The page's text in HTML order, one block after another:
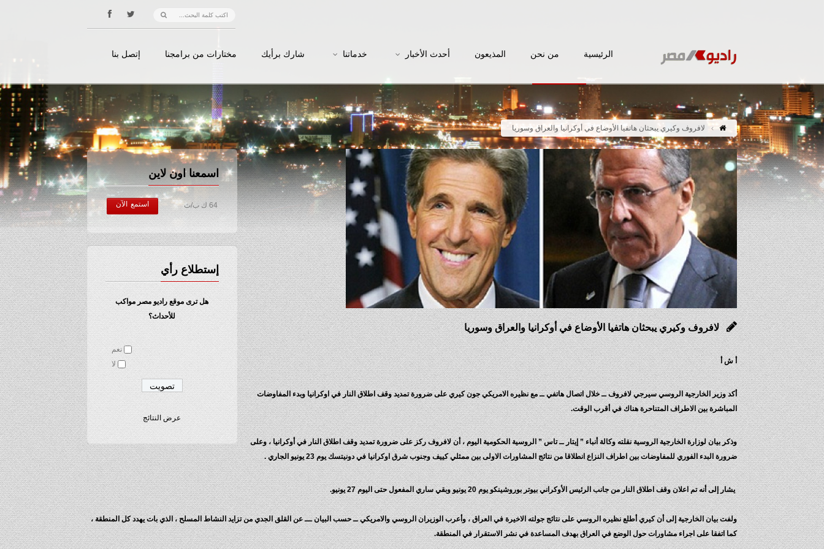
الرئيسية من نحن المذيعون أحدث الأخبار خدماتنا شارك برأيك مختارات من برامجنا إتصل بنا
لافروف وكيري يبحثان هاتفيا الأوضاع في أوكرانيا والعراق وسوريا
اسمعنا اون لاين
64 ك ب/ث استمع الآن
إستطلاع رأي
هل ترى موقع راديو مصر مواكب
للأحداث؟
نعم
لا
عرض النتائج
لافروف وكيري يبحثان هاتفيا الأوضاع في أوكرانيا والعراق وسوريا
أ ش أ
أكد وزير الخارجية الروسي سيرجي لافروف ــ خلال اتصال هاتفي ــ مع نظيره الامريكي جون كيري على ضرورة تمديد وقف اطلاق النار في اوكرانيا وبدء المفاوضات
المباشرة بين الاطراف المتناحرة هناك في أقرب الوقت.
وذكر بيان لوزارة الخارجية الروسية نقلته وكالة أنباء ” إيتار ــ تاس ” الروسية الحكومية اليوم ، أن لافروف ركز على ضرورة تمديد وقف اطلاق النار في أوكرانيا ، وعلى
ضرورة البدء الفوري للمفاوضات بين اطراف النزاع انطلاقا من نتائج المشاورات الاولى بين ممثلي كييف وجنوب شرق اوكرانيا في دونيتسك يوم 23 يونيو الجاري .
يشار إلى أنه تم اعلان وقف اطلاق النار من جانب الرئيس الأوكراني بيوتر بوروشينكو يوم 20 يونيو وبقي ساري المفعول حتى اليوم 27 يونيو.
ولفت بيان الخارجية إلى أن كيري أطلع نظيره الروسي على نتائج جولته الاخيرة في العراق ، وأعرب الوزيران الروسي والامريكي ــ حسب البيان ـــ عن القلق الجدي من تزايد النشاط المسلح ، الذي بات يهدد كل المنطقة ،
كما اتفقا على اجراء مشاورات حول الوضع في العراق بهدف المساعدة في نشر الاستقرار في المنطقة.